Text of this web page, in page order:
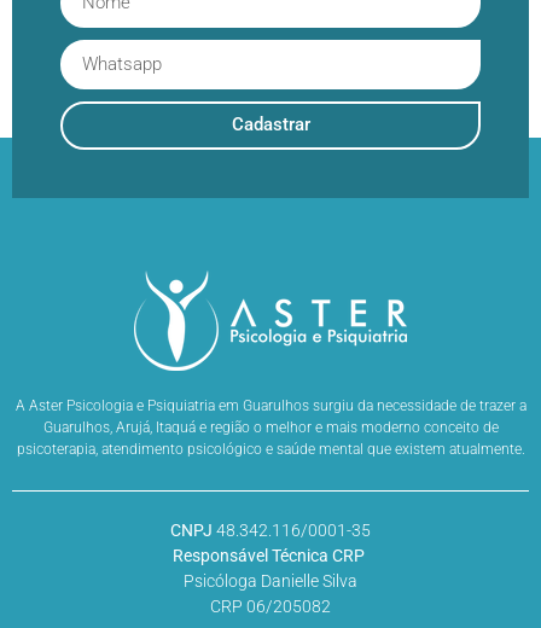
Cadastrar
A Aster Psicologia e Psiquiatria em Guarulhos surgiu da necessidade de trazer a
Guarulhos, Arujá, Itaquá e região o melhor e mais moderno conceito de
psicoterapia, atendimento psicológico e saúde mental que existem atualmente.
CNPJ 48.342.116/0001-35
Responsável Técnica CRP
Psicóloga Danielle Silva
CRP 06/205082